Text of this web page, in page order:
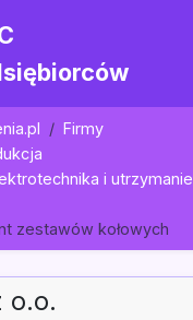
Firmy
i utrzymanie
zestawów kołowych
o.o.